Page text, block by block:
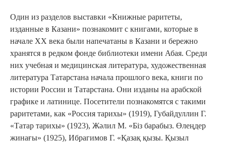
Один из разделов выставки «Книжные раритеты,
изданные в Казани» познакомит с книгами, которые в
начале ХХ века были напечатаны в Казани и бережно
хранятся в редком фонде библиотеки имени Абая. Среди
них учебная и медицинская литература, художественная
литература Татарстана начала прошлого века, книги по
истории России и Татарстана. Они изданы на арабской
графике и латинице. Посетители познакомятся с такими
раритетами, как «Россия тарихы» (1919), Губайдуллин Г.
«Татар тарихы» (1923), Жәлил М. «Біз барабыз. Өлеңдер
жинағы» (1925), Ибрагимов Г. «Қазақ қызы. Қызыл